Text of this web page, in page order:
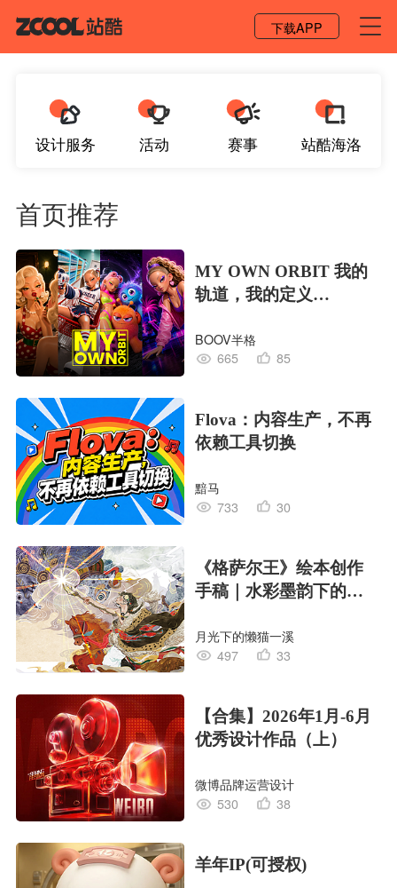
下载APP
设计服务 活动 赛事 站酷海洛
首页推荐
MY OWN ORBIT 我的
轨道，我的定义
对
BOOV半格
665
85
Flova：内容生产，不再
依赖工具切换
黯马
733
30
《格萨尔王》绘本创作
手稿｜水彩墨韵下的史
月光下的懒猫一溪
497
33
【合集】2026年1月-6月
优秀设计作品（上）
微博品牌运营设计
530
38
羊年IP(可授权)